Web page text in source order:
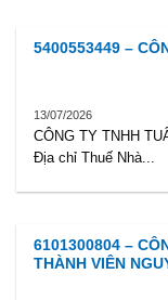
5400553449 –
13/07/2026
CÔNG TY TNHH
Địa chỉ Thuế Nhà...
6101300804 –
THÀNH VIÊN